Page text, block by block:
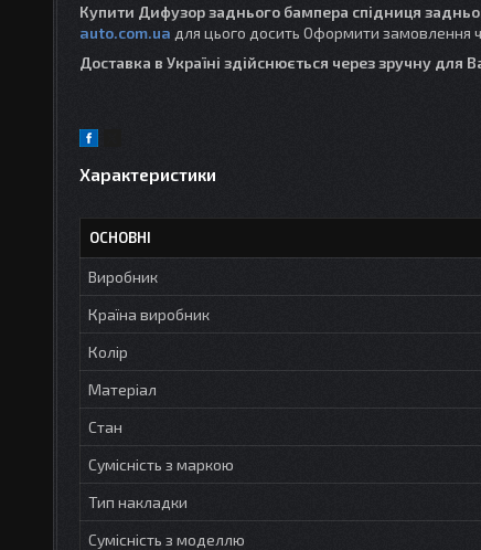
Купити Дифузор заднього бампера спідниця
auto.com.ua для цього досить Оформити
Доставка в Україні здійснюється через зручну для
Характеристики
ОСНОВНІ
Виробник
Країна виробник
Колір
Матеріал
Стан
Сумісність з маркою
Тип накладки
Сумісність з моделлю